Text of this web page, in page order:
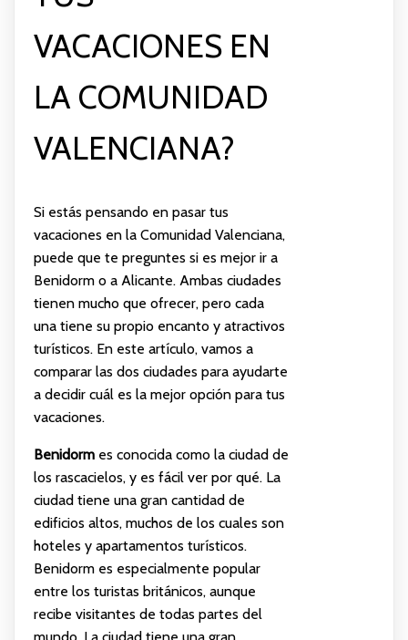
VACACIONES EN
LA COMUNIDAD
VALENCIANA?
Si estás pensando en pasar tus
vacaciones en la Comunidad Valenciana,
puede que te preguntes si es mejor ir a
Benidorm o a Alicante. Ambas ciudades
tienen mucho que ofrecer, pero cada
una tiene su propio encanto y atractivos
turísticos. En este artículo, vamos a
comparar las dos ciudades para ayudarte
a decidir cuál es la mejor opción para tus
vacaciones.
Benidormes conocida como la ciudad de
los rascacielos, y es fácil ver por qué. La
ciudad tiene una gran cantidad de
edificios altos, muchos de los cuales son
hoteles y apartamentos turísticos.
Benidorm es especialmente popular
entre los turistas británicos, aunque
recibe visitantes de todas partes del
mundo. La ciudad tiene una gran